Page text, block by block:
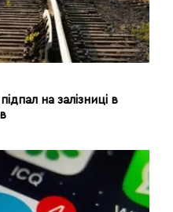
на залізниці в